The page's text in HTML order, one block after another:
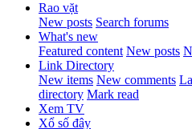
Rao vặt
New posts Search forums
What's new
Featured content New posts
Link Directory
New items New comments
directory Mark read
Xem TV
Xổ số đây